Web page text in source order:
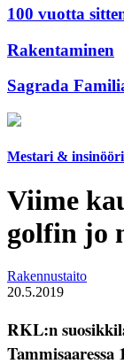
100 vuotta
Rakentaminen
Sagrada
Mestari & insinööri
Viime
golfin jo
Rakennustaito
20.5.2019
RKL:n
Tammisaaressa